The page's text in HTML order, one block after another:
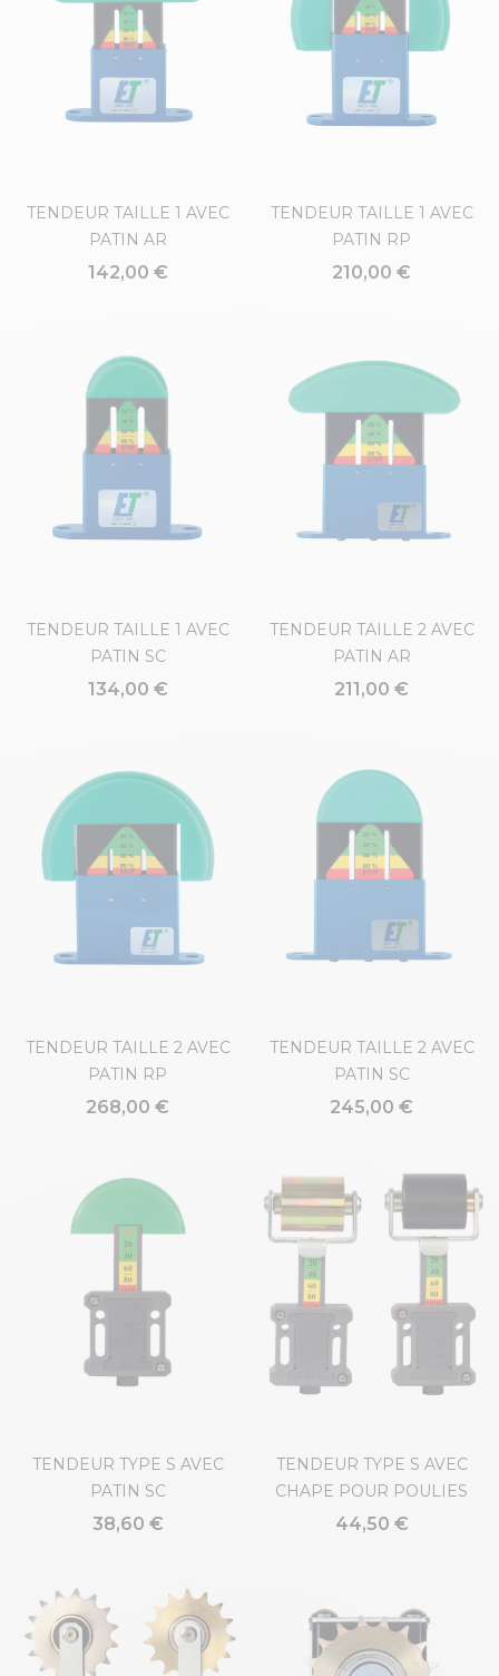
TENDEUR TAILLE 1 AVEC
PATIN AR
142,00 €
TENDEUR TAILLE 1 AVEC
PATIN RP
210,00 €
TENDEUR TAILLE 1 AVEC
PATIN SC
134,00 €
TENDEUR TAILLE 2 AVEC
PATIN AR
211,00 €
TENDEUR TAILLE 2 AVEC
PATIN RP
268,00 €
TENDEUR TAILLE 2 AVEC
PATIN SC
245,00 €
TENDEUR TYPE S AVEC
PATIN SC
38,60 €
TENDEUR TYPE S AVEC
CHAPE POUR POULIES
44,50 €